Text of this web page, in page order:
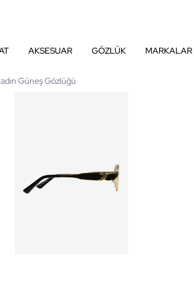
AKSESUAR GÖZLÜK MARKALAR
Güneş Gözlüğü